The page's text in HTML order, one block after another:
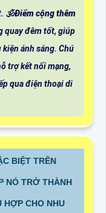
🕉️Điểm cộng thêm
quay đêm tốt, giúp
ánh sáng. Chú
trợ kết nối mạng,
qua điện thoại di
BIỆT TRÊN
NÓ TRỞ THÀNH
HỢP CHO NHU